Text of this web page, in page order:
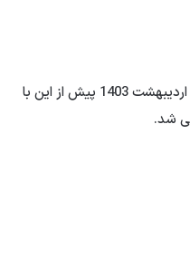
قیمت دلار سلیمانیه امروز یکشنبه 30 اردیبهشت 1403 پیش از این با